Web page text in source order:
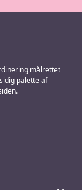
målrettet
palette af